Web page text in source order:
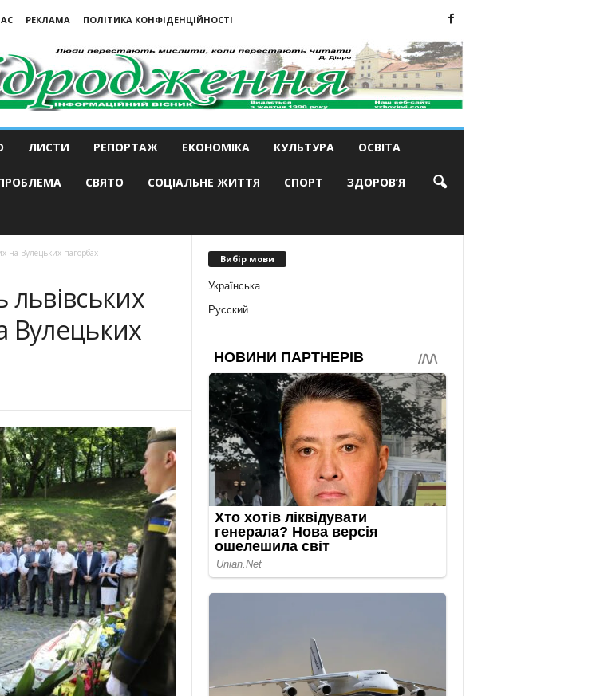
РЕКЛАМА
ПОЛІТИКА КОНФІДЕНЦІЙНОСТІ
ЛИСТИ РЕПОРТАЖ ЕКОНОМІКА КУЛЬТУРА ОСВІТА
СВЯТО СОЦІАЛЬНЕ ЖИТТЯ СПОРТ ЗДОРОВ’Я
на Вулецьких пагорбах
львівських
Вулецьких
Вибір мови
Українська
Русский